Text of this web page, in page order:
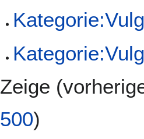
Zeige (
500)